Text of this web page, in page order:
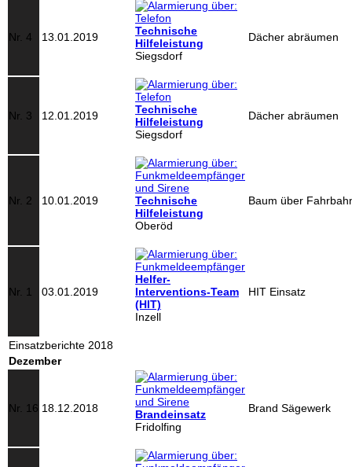
Nr. 4 13.01.2019
Technische
Hilfeleistung
Siegsdorf
Dächer abräumen
Nr. 3 12.01.2019
Technische
Hilfeleistung
Siegsdorf
Dächer abräumen
Nr. 2 10.01.2019
Technische
Hilfeleistung
Oberöd
Baum über
Nr. 1 03.01.2019
Helfer-
Interventions-Team
(HIT)
Inzell
HIT Einsatz
Einsatzberichte 2018
Dezember
Nr. 16 18.12.2018
Brandeinsatz
Fridolfing
Brand Sägewerk